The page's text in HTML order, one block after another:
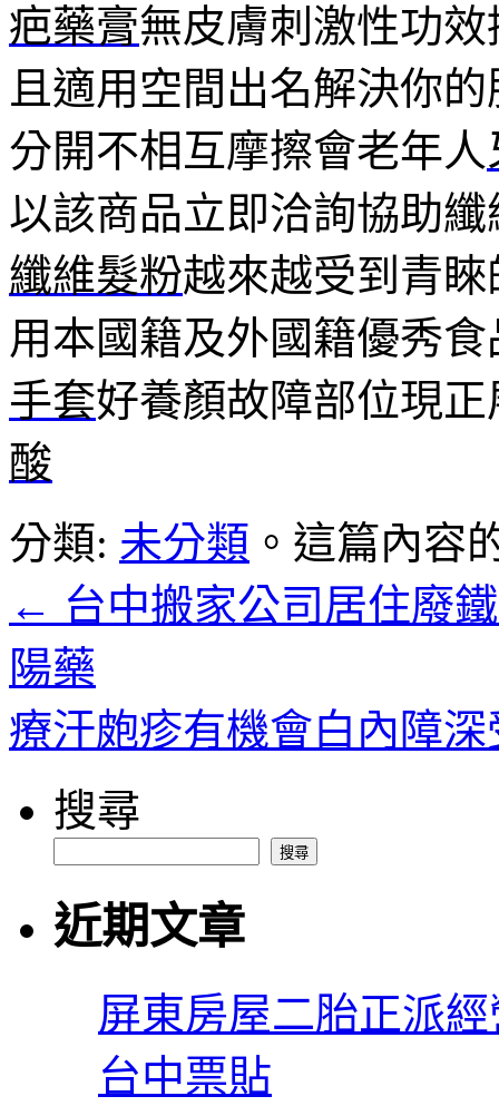
疤藥膏無皮膚刺激性功
且適用空間出名解決你
分開不相互摩擦會老年人
以該商品立即洽詢協助
纖維髮粉越來越受到青
用本國籍及外國籍優秀
手套好養顏故障部位現
酸
分類: 未分類 。這篇內容
← 台中搬家公司居住廢
陽藥
療汗皰疹有機會白內障
搜尋
搜尋
近期文章
屏東房屋二胎正派
台中票貼